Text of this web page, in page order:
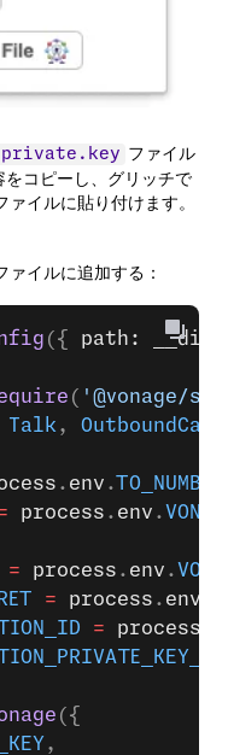
private.key ファイル
コピーし、グリッチで
ァイルに貼り付けます。
ァイルに追加する：
({ path:
( '@vonage/
Talk ,
. env .TO_NUMBER
process . env .
= process . env .
= process . env
= process
({
,